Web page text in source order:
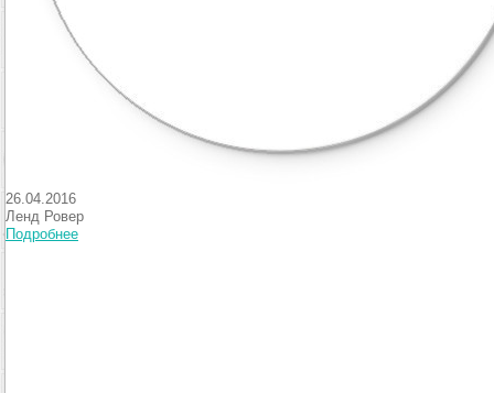
26.04.2016
Ленд Ровер
Подробнее